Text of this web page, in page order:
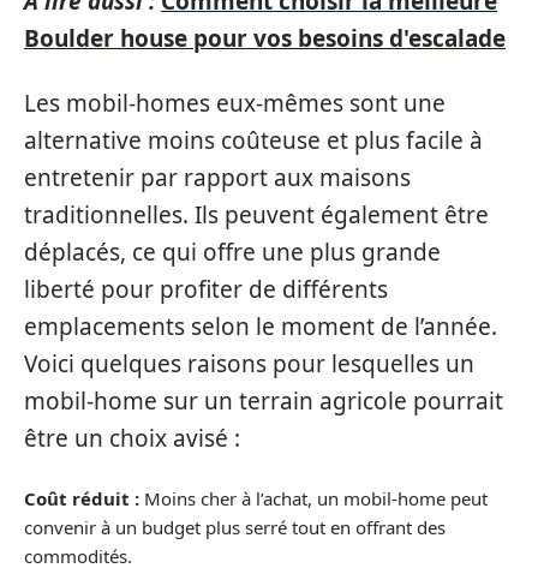
Boulder house pour vos besoins d'escalade
Les mobil-homes eux-mêmes sont une
alternative moins coûteuse et plus facile à
entretenir par rapport aux maisons
traditionnelles. Ils peuvent également être
déplacés, ce qui offre une plus grande
liberté pour profiter de différents
emplacements selon le moment de l’année.
Voici quelques raisons pour lesquelles un
mobil-home sur un terrain agricole pourrait
être un choix avisé :
Coût réduit : Moins cher à l’achat, un mobil-home peut
convenir à un budget plus serré tout en offrant des
commodités.